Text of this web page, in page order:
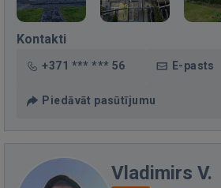
Kontakti
+371 *** *** 56 E-pasts
Piedāvāt pasūtījumu
Vladimirs V.